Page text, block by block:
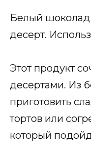
Белый шоколад
десерт.
Этот продукт
десертами. Из
приготовить
тортов или
который